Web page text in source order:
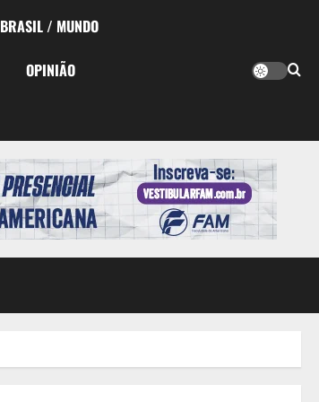
BRASIL / MUNDO
OPINIÃO